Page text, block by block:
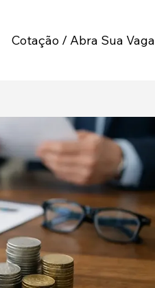
Cotação / Abra Sua Vaga